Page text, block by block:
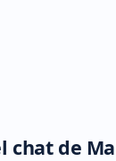
chat de